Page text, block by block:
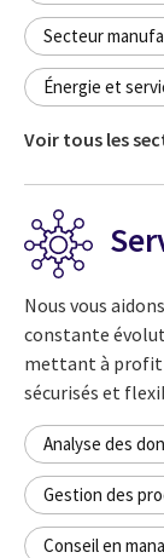
Secteur
Énergie et
Voir tous les
Nous vous
constante
mettant à profit
sécurisés et
Analyse des
Gestion des
Conseil en